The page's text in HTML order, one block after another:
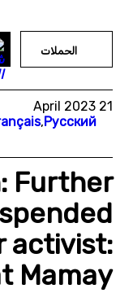
الحملات
21 April 2023
,Русский
Further
activist:
Mamay